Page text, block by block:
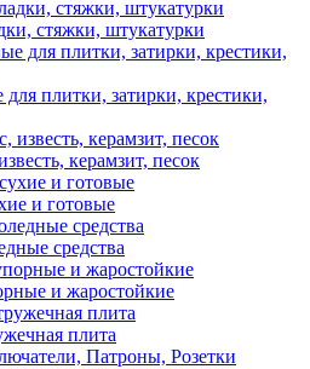
стяжки, штукатурки
плитки, затирки, крестики,
керамзит, песок
и готовые
средства
и жаростойкие
плита